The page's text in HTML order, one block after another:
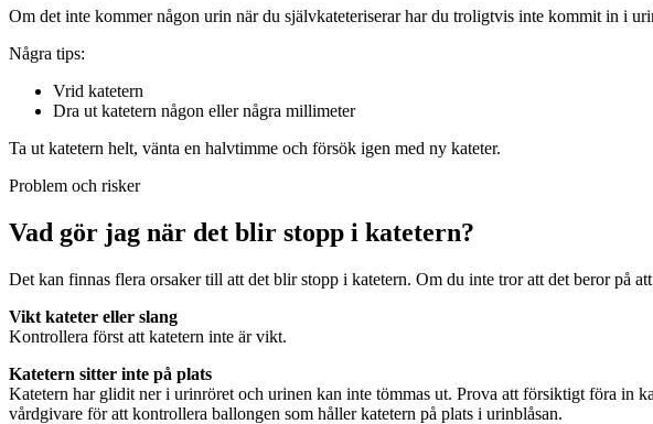
Om det inte kommer någon urin när du självkateteriserar har du troligtvis inte kommit in i
Några tips:
Vrid katetern
Dra ut katetern någon eller några millimeter
Ta ut katetern helt, vänta en halvtimme och försök igen med ny kateter.
Problem och risker
Vad gör jag när det blir stopp i katetern?
Det kan finnas flera orsaker till att det blir stopp i katetern. Om du inte tror att det beror på
Vikt kateter eller slang
Kontrollera först att katetern inte är vikt.
Katetern sitter inte på plats
Katetern har glidit ner i urinröret och urinen kan inte tömmas ut. Prova att försiktigt föra in
vårdgivare för att kontrollera ballongen som håller katetern på plats i urinblåsan.